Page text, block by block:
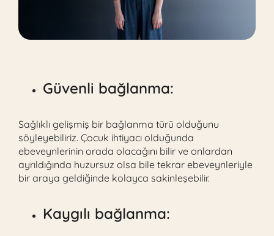
Güvenli bağlanma:
Sağlıklı gelişmiş bir bağlanma türü olduğunu
söyleyebiliriz. Çocuk ihtiyacı olduğunda
ebeveynlerinin orada olacağını bilir ve onlardan
ayrıldığında huzursuz olsa bile tekrar ebeveynleriyle
bir araya geldiğinde kolayca sakinleşebilir.
Kaygılı bağlanma: